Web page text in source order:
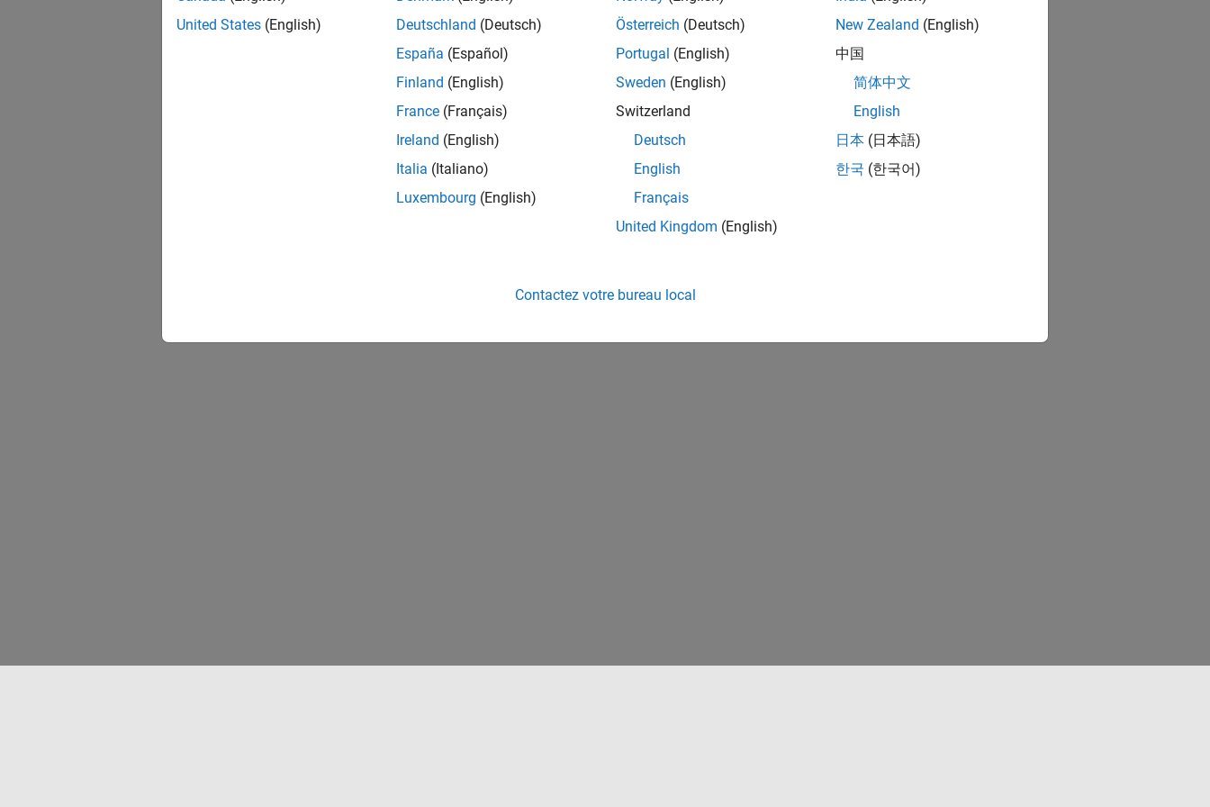
United States (English)
Deutschland (Deutsch)
España (Español)
Finland (English)
France (Français)
Ireland (English)
Italia (Italiano)
Luxembourg (English)
Österreich (Deutsch)
Portugal (English)
Sweden (English)
Switzerland
Deutsch
English
Français
United Kingdom (English)
New Zealand (English)
中国
简体中文
English
日本 (日本語)
한국 (한국어)
Contactez votre bureau local